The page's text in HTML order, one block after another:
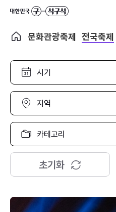
문화관광축제 전국축제
시
선
택
지
선
택
카
고
리
택
초기화